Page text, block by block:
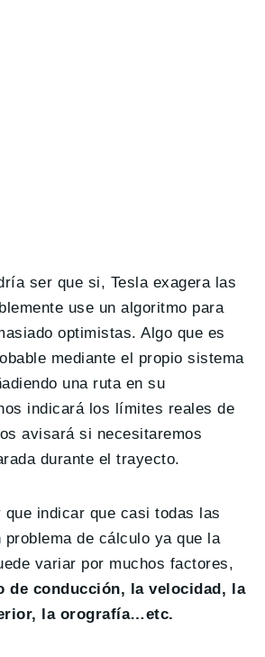
ser que si, Tesla exagera las
use un algoritmo para
optimistas. Algo que es
mediante el propio sistema
una ruta en su
indicará los límites reales de
avisará si necesitaremos
durante el trayecto.
que indicar que casi todas las
de cálculo ya que la
variar por muchos factores,
de conducción, la velocidad, la
la orografía…etc.